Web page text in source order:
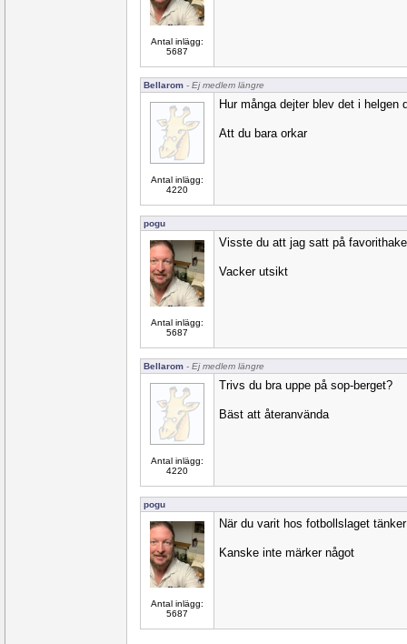
Antal inlägg:
5687
Bellarom - Ej medlem längre
Antal inlägg:
4220
Hur många dejter blev det i helgen
Att du bara orkar
pogu
Antal inlägg:
5687
Visste du att jag satt på
Vacker utsikt
Bellarom - Ej medlem längre
Antal inlägg:
4220
Trivs du bra uppe på sop-berget?
Bäst att återanvända
pogu
Antal inlägg:
5687
När du varit hos fotbollslaget
Kanske inte märker något